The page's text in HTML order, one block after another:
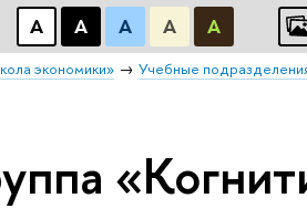
А А А А А
экономики» Учебные